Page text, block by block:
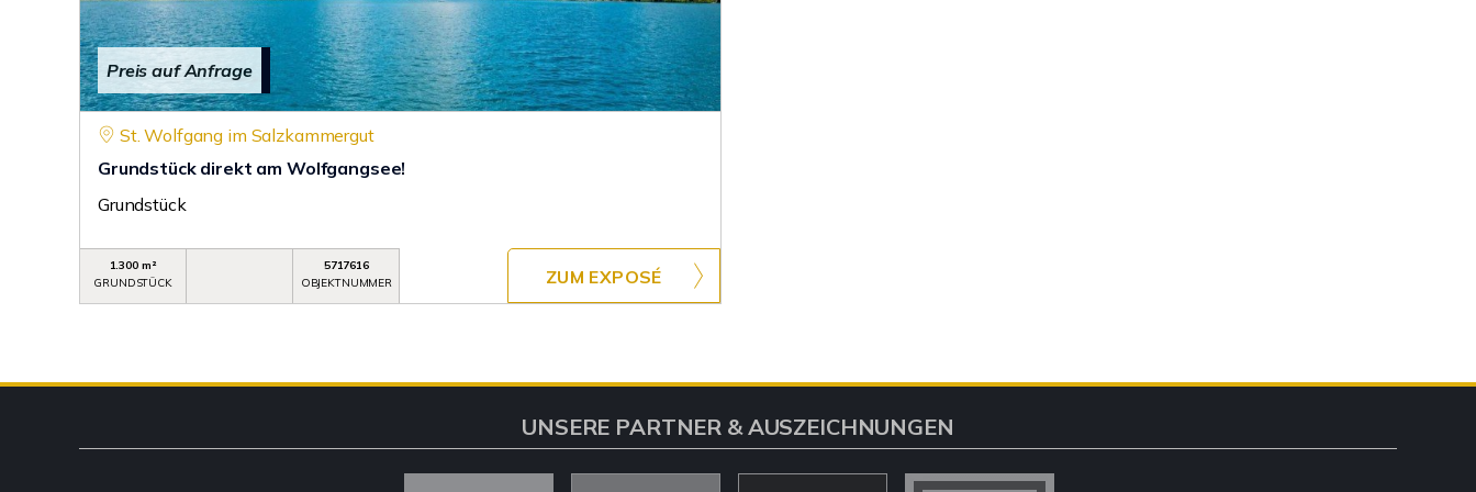
Preis auf Anfrage
St. Wolfgang im Salzkammergut
Grundstück direkt am Wolfgangsee!
Grundstück
1.300 m²
GRUNDSTÜCK
5717616
OBJEKTNUMMER
ZUM EXPOSÉ
UNSERE PARTNER & AUSZEICHNUNGEN